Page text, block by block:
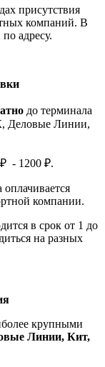
присутствия
компаний. В
адресу.
до терминала
Деловые Линии,
- 1200 ₽.
компании.
в срок от 1 до
на разных
крупными
Линии, Кит,